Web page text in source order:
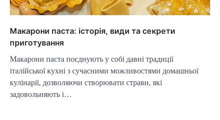
Макарони паста: історія, види та секрети
приготування
Макарони паста поєднують у собі давні традиції
італійської кухні з сучасними можливостями домашньої
кулінарії, дозволяючи створювати страви, які
задовольняють і…